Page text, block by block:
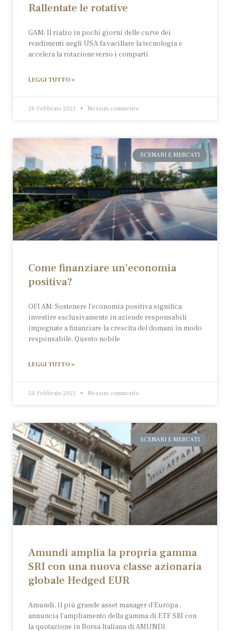
Rallentate le rotative
GAM: Il rialzo in pochi giorni delle curve dei
rendimenti negli USA fa vacillare la tecnologia e
accelera la rotazione verso i comparti
LEGGI TUTTO »
26 Febbraio 2021 Nessun commento
SCENARI E MERCATI
Come finanziare un’economia
positiva?
OFI AM: Sostenere l’economia positiva significa
investire esclusivamente in aziende responsabili
impegnate a finanziare la crescita del domani in modo
responsabile. Questo nobile
LEGGI TUTTO »
24 Febbraio 2021 Nessun commento
SCENARI E MERCATI
Amundi amplia la propria gamma
SRI con una nuova classe azionaria
globale Hedged EUR
Amundi, il più grande asset manager d’Europa ,
annuncia l’ampliamento della gamma di ETF SRI con
la quotazione in Borsa Italiana di AMUNDI